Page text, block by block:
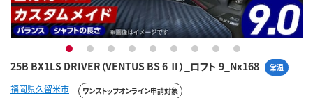
25B BX1LS DRIVER（VENTUS BS 6 Ⅱ）_ロフト 9_Nx168 常温
1 2 3 4 5 6 7 8 9
福岡県久留米市 ワンストップオンライン申請対象